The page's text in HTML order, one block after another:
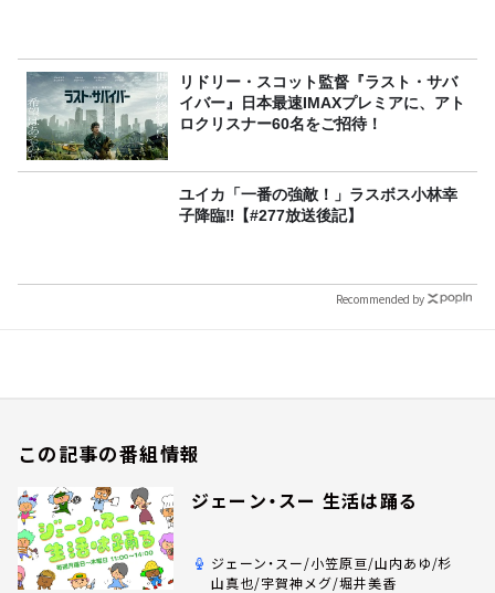
リドリー・スコット監督『ラスト・サバ
イバー』日本最速IMAXプレミアに、アト
ロクリスナー60名をご招待！
ユイカ「一番の強敵！」ラスボス小林幸
子降臨‼【#277放送後記】
Recommended by
この記事の番組情報
ジェーン・スー 生活は踊る
ジェーン・スー/小笠原亘/山内あゆ/杉
山真也/宇賀神メグ/堀井美香